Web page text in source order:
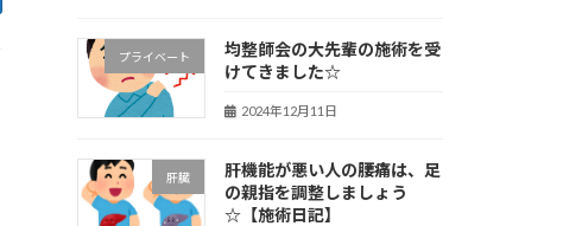
プライベート
均整師会の大先輩の施術を受
けてきました☆
2024年12月11日
肝臓
肝機能が悪い人の腰痛は、足
の親指を調整しましょう
☆【施術日記】